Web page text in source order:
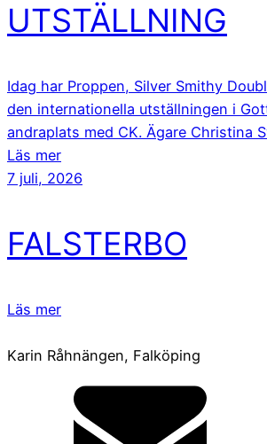
UTSTÄLLNING
Idag har Proppen, Silver Smithy
den internationella utställningen i
andraplats med CK. Ägare Christina
Läs mer
7 juli, 2026
FALSTERBO
Läs mer
Karin Råhnängen, Falköping